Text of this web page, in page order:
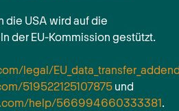
die USA wird auf die
der EU-Kommission gestützt.
legal/
519522125107875und
help/566994660333381.